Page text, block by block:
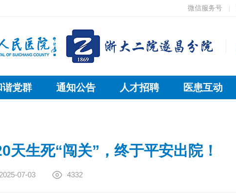
微信服务号
谐党群 通知公告 人才招聘 医患互动
生死“闯关”，终于平安出院！
07-03 4332